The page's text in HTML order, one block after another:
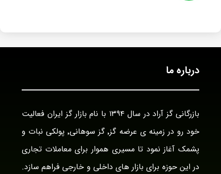
درباره ما
بازرگانی گز آراد در سال ۱۳۹۴ با نام بازار گز ایران فعالیت
خود رو در زمینه ی عرضه گز٬ گز سوهانی٬ پولکی نبات و
پشمک آغاز نمود تا مسیری هموار برای معاملات تجاری
در این حوزه برای بازار های داخلی و خارجی فراهم سازد.